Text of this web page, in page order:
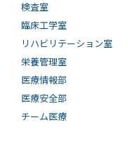
検査室
臨床工学室
リハビリテーション室
栄養管理室
医療情報部
医療安全部
チーム医療